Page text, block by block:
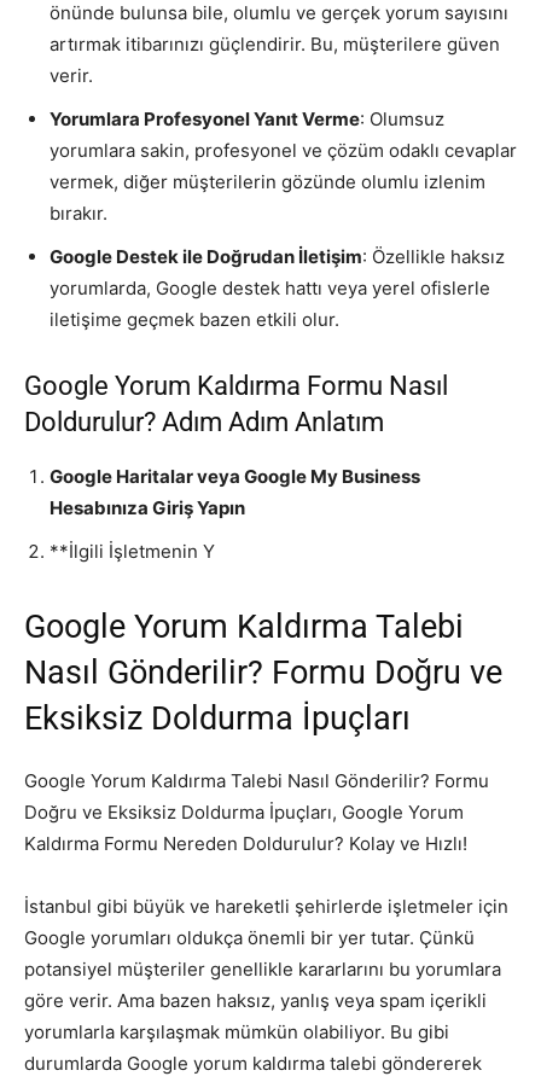
önünde bulunsa bile, olumlu ve gerçek yorum sayısını
artırmak itibarınızı güçlendirir. Bu, müşterilere güven
verir.
Yorumlara Profesyonel Yanıt Verme: Olumsuz
yorumlara sakin, profesyonel ve çözüm odaklı cevaplar
vermek, diğer müşterilerin gözünde olumlu izlenim
bırakır.
Google Destek ile Doğrudan İletişim: Özellikle haksız
yorumlarda, Google destek hattı veya yerel ofislerle
iletişime geçmek bazen etkili olur.
Google Yorum Kaldırma Formu Nasıl
Doldurulur? Adım Adım Anlatım
Google Haritalar veya Google My Business
Hesabınıza Giriş Yapın
**İlgili İşletmenin Y
Google Yorum Kaldırma Talebi
Nasıl Gönderilir? Formu Doğru ve
Eksiksiz Doldurma İpuçları
Google Yorum Kaldırma Talebi Nasıl Gönderilir? Formu
Doğru ve Eksiksiz Doldurma İpuçları, Google Yorum
Kaldırma Formu Nereden Doldurulur? Kolay ve Hızlı!
İstanbul gibi büyük ve hareketli şehirlerde işletmeler için
Google yorumları oldukça önemli bir yer tutar. Çünkü
potansiyel müşteriler genellikle kararlarını bu yorumlara
göre verir. Ama bazen haksız, yanlış veya spam içerikli
yorumlarla karşılaşmak mümkün olabiliyor. Bu gibi
durumlarda Google yorum kaldırma talebi göndererek